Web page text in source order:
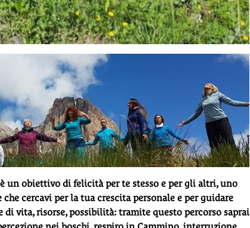
un obiettivo di felicità per te stesso e per gli altri, uno
cercavi per la tua crescita personale e per guidare
vita, risorse, possibilità: tramite questo percorso saprai